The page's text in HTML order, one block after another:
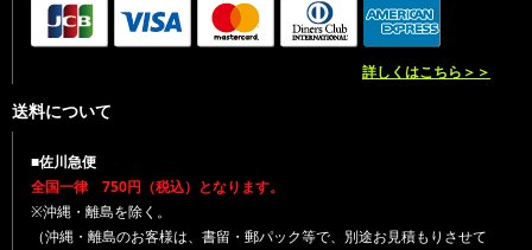
詳しくはこちら＞＞
送料について
■佐川急便
全国一律 750円（税込）となります。
※沖縄・離島を除く。
（沖縄・離島のお客様は、書留・郵パック等で、別途お見積もりさせて